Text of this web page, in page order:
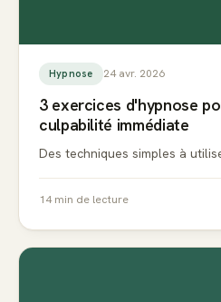
Hypnose 24 avr. 2026
3 exercices d'hypnose
culpabilité immédiate
Des techniques simples à
14min de lecture